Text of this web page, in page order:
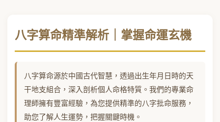
八字算命精準解析｜掌握命運玄機
八字算命源於中國古代智慧，透過出生年月日時的天
干地支組合，深入剖析個人命格特質。我們的專業命
理師擁有豐富經驗，為您提供精準的八字批命服務，
助您了解人生運勢，把握關鍵時機。